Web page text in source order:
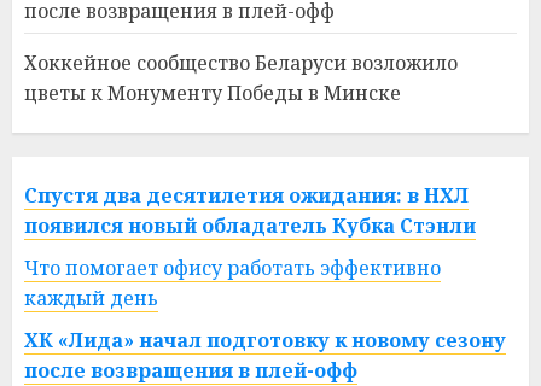
после возвращения в плей-офф
Хоккейное сообщество Беларуси возложило
цветы к Монументу Победы в Минске
Спустя два десятилетия ожидания: в НХЛ
появился новый обладатель Кубка Стэнли
Что помогает офису работать эффективно
каждый день
ХК «Лида» начал подготовку к новому сезону
после возвращения в плей-офф